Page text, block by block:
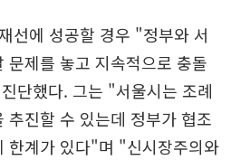
선에 성공할 경우 "정부와 서
문제를 놓고 지속적으로 충돌
단했다. 그는 "서울시는 조례
추진할 수 있는데 정부가 협조
한계가 있다"며 "신시장주의와